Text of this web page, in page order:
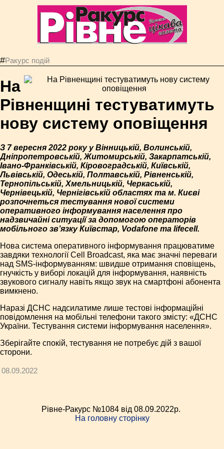
#Ракурс подій
На
Рівненщині тестуватимуть
нову систему оповіщення
З 7 вересня 2022 року у Вінницькій, Волинській,
Дніпропетровській, Житомирській, Закарпатській,
Івано-Франківській, Кіровоградській, Київській,
Львівській, Одеській, Полтавській, Рівненській,
Тернопільській, Хмельницькій, Черкаській,
Чернівецькій, Чернігівській областях та м. Києві
розпочнеться тестування нової системи
оперативного інформування населення про
надзвичайні ситуації за допомогою операторів
мобільного зв’язку Київстар, Vodafone та lifecell.
Нова система оперативного інформування працюватиме
завдяки технології Cell Broadcast, яка має значні переваги
над SMS-інформуванням: швидше отримання сповіщень,
гнучкість у виборі локацій для інформування, наявність
звукового сигналу навіть якщо звук на смартфоні абонента
вимкнено.
Наразі ДСНС надсилатиме лише тестові інформаційні
повідомлення на мобільні телефони такого змісту: «ДСНС
України. Тестування системи інформування населення».
Зберігайте спокій, тестування не потребує дій з вашої
сторони.
08.09.2022
Рівне-Ракурс №1084 від 08.09.2022p.
На головну сторінку